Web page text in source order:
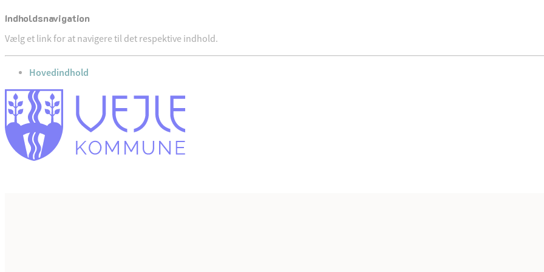
Indholdsnavigation
Vælg et link for at navigere til det respektive indhold.
gå til
Hovedindhold